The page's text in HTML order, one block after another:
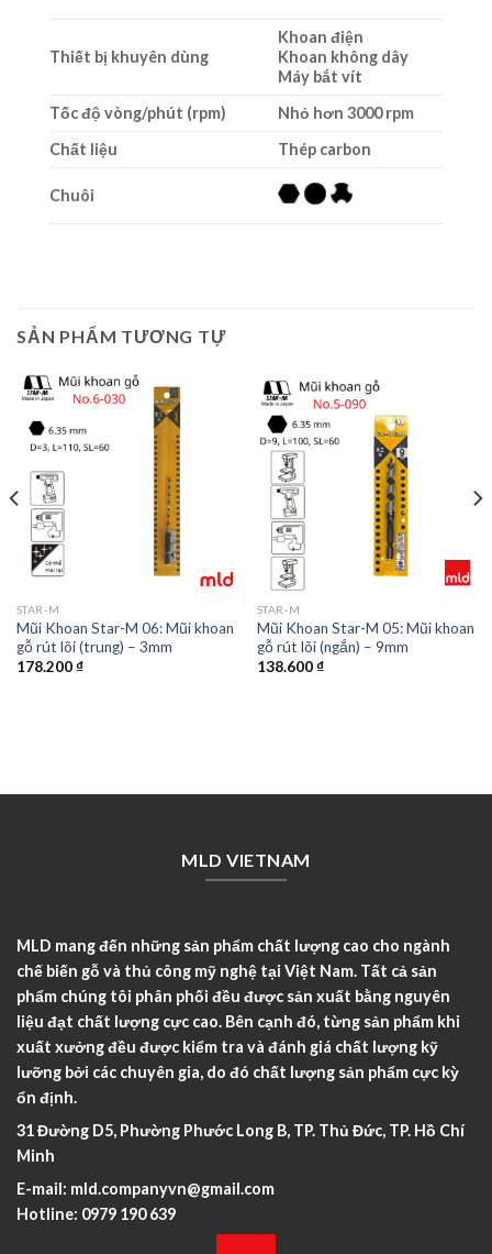
Thiết bị khuyên dùng
Khoan điện
Khoan không dây
Máy bắt vít
Tốc độ vòng/phút (rpm)
Nhỏ hơn 3000 rpm
Chất liệu
Thép carbon
Chuôi
SẢN PHẨM TƯƠNG TỰ
STAR-M
Mũi Khoan Star-M 06: Mũi khoan
gỗ rút lõi (trung) – 3mm
178.200₫
STAR-M
Mũi Khoan Star-M 05: Mũi khoan
gỗ rút lõi (ngắn) – 9mm
138.600₫
MLD VIETNAM
MLD mang đến những sản phẩm chất lượng cao cho ngành
chế biến gỗ và thủ công mỹ nghệ tại Việt Nam. Tất cả sản
phẩm chúng tôi phân phối đều được sản xuất bằng nguyên
liệu đạt chất lượng cực cao. Bên cạnh đó, từng sản phẩm khi
xuất xưởng đều được kiểm tra và đánh giá chất lượng kỹ
lưỡng bởi các chuyên gia, do đó chất lượng sản phẩm cực kỳ
ổn định.
31 Đường D5, Phường Phước Long B, TP. Thủ Đức, TP. Hồ Chí
Minh
E-mail: mld.companyvn@gmail.com
Hotline: 0979 190 639